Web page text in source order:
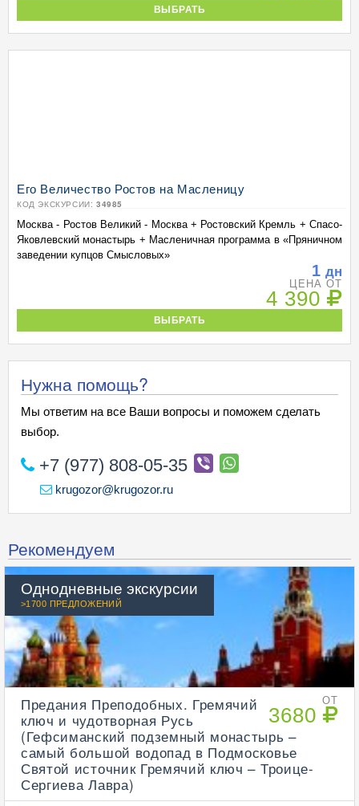
ВЫБРАТЬ
Его Величество Ростов на Масленицу
КОД ЭКСКУРСИИ: 34985
Москва - Ростов Великий - Москва + Ростовский Кремль + Спасо-
Яковлевский монастырь + Масленичная программа в «Пряничном
заведении купцов Смысловых»
1 дн
ЦЕНА ОТ
4 390
ВЫБРАТЬ
Нужна помощь?
Мы ответим на все Ваши вопросы и поможем сделать
выбор.
+7 (977) 808-05-35
krugozor@krugozor.ru
Рекомендуем
Однодневные экскурсии
>1700 ПРЕДЛОЖЕНИЙ
ОТ
3680
Предания Преподобных. Гремячий
ключ и чудотворная Русь
(Гефсиманский подземный монастырь –
самый большой водопад в Подмосковье
Святой источник Гремячий ключ – Троице-
Сергиева Лавра)